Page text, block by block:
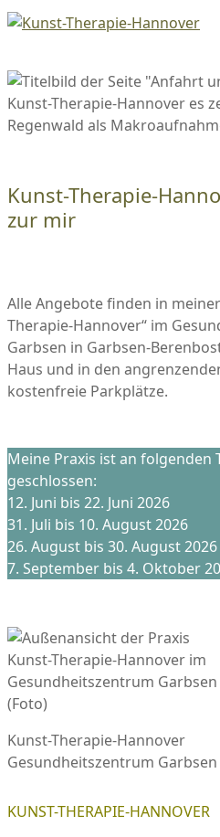
Kunst-Therapie-
zur mir
Alle Angebote finden in
Therapie-Hannover“ im
Garbsen in Garbsen-
Haus und in den
kostenfreie Parkplätze.
Meine Praxis ist an folgenden
geschlossen:
12. Juni bis 22. Juni 2026
31. Juli bis 10. August 2026
26. August bis 30. August 2026
7. September bis 4. Oktober
Kunst-Therapie-Hannover
Gesundheitszentrum Garbsen
KUNST-THERAPIE-HANNOVER